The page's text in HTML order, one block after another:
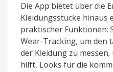
Die App bietet über die
Kleidungsstücke hinaus
praktischer Funktionen:
Wear-Tracking, um den
der Kleidung zu
hilft, Looks für die